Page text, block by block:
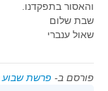
והאסור בתפקדנו.
שבת שלום
שאול ענברי
פורסם ב- פרשת שבוע